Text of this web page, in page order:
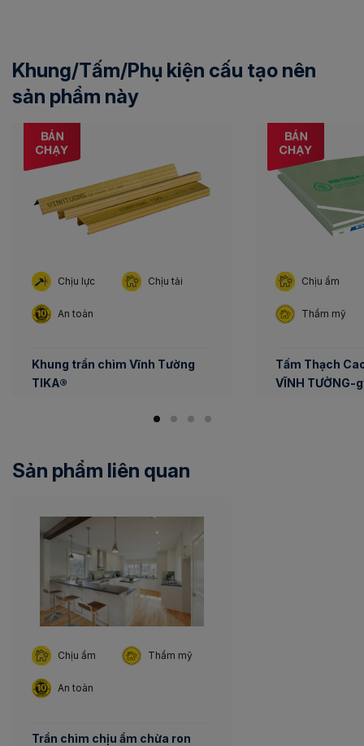
Khung/Tấm/Phụ kiện cấu tạo nên
sản phẩm này
Chịu lực Chịu tải
An toàn
Khung trần chìm Vĩnh Tường
TIKA®
Chịu ẩm
Thẩm mỹ
Tấm Thạch
VĨNH TƯỜNG-
Sản phẩm liên quan
Chịu ẩm Thẩm mỹ
An toàn
Trần chìm chịu ẩm chừa ron